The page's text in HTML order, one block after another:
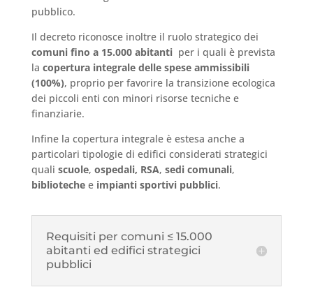
pubblico.
Il decreto riconosce inoltre il ruolo strategico dei
comuni fino a 15.000 abitantiper i quali è prevista
la copertura integrale delle spese ammissibili
(100%), proprio per favorire la transizione ecologica
dei piccoli enti con minori risorse tecniche e
finanziarie.
Infine la copertura integrale è estesa anche a
particolari tipologie di edifici considerati strategici
quali scuole, ospedali, RSA, sedi comunali,
bibliotecheeimpianti sportivi pubblici.
Requisiti per comuni ≤ 15.000
abitanti ed edifici strategici
pubblici